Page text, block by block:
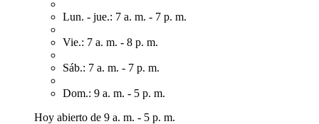
Lun. - jue.: 7 a. m. - 7 p. m.
Vie.: 7 a. m. - 8 p. m.
Sáb.: 7 a. m. - 7 p. m.
Dom.: 9 a. m. - 5 p. m.
Hoy abierto de 9 a. m. - 5 p. m.